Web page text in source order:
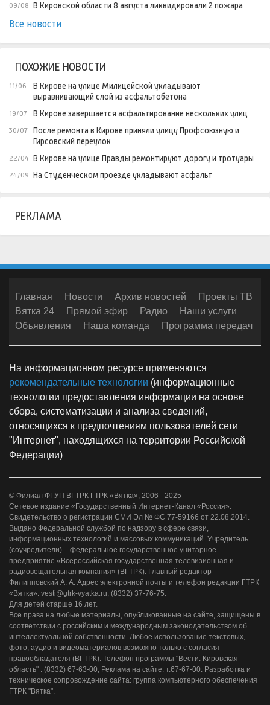
09/08 В Кировской области 8 августа ликвидировали 2 пожара
Все новости
ПОХОЖИЕ НОВОСТИ
11/06
В Кирове на улице Милицейской укладывают
выравнивающий слой из асфальтобетона
19/07 В Кирове завершается асфальтирование нескольких улиц
30/07
После ремонта в Кирове приняли улицу Профсоюзную и
Гирсовский переулок
22/04 В Кирове на улице Правды ремонтируют дорогу и тротуары
24/09 На Студенческом проезде укладывают асфальт
РЕКЛАМА
Главная Новости Архив новостей
Проекты ТВ
Вятка 24
Прямой эфир Радио
Наши услуги
Объявления
Наша команда Программа передач
На информационном ресурсе применяются
рекомендательные технологии (информационные
технологии предоставления информации на основе
сбора, систематизации и анализа сведений,
относящихся к предпочтениям пользователей сети
"Интернет", находящихся на территории Российской
Федерации)
© Филиал ФГУП ВГТРК ГТРК «Вятка», 2006 - 2025
Сетевое издание «Государственный Интернет-Канал «Россия».
Свидетельство о регистрации СМИ Эл № ФС 77-59166 от 22.08.2014.
Выдано Федеральной службой по надзору в сфере связи,
информационных технологий и массовых коммуникаций. Учредитель
(соучредители) – федеральное государственное унитарное
предприятие «Всероссийская государственная телевизионная и
радиовещательная компания» (ВГТРК). Главный редактор -
Филипповский А. А. Адрес электронной почты и телефон редакции ГТРК
«Вятка»: vesti@gtrk-vyatka.ru, (8332) 37-76-75.
Для детей старше 16 лет.
Все права на любые материалы, опубликованные на сайте, защищены в
соответствии с российским и международным законодательством об
интеллектуальной собственности. Любое использование текстовых,
фото, аудио и видеоматериалов возможно только с согласия
правообладателя (ВГТРК). Телефон программы "Вести. Кировская
область" : (8332) 67-63-00, Реклама на сайте: т.67-67-00. Разработка и
техническое сопровождение сайта: группа компьютерного обеспечения
ГТРК "Вятка".